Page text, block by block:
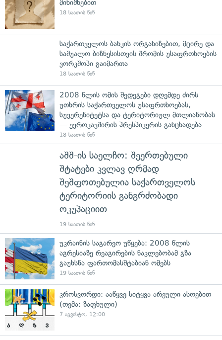
მინიშნებით
18 საათის წინ
საქართველოს ბანკის ორგანიზებით, მცირე და
საშუალო ბიზნესისთვის შრომის უსაფრთხოების
ვორკშოპი გაიმართა
18 საათის წინ
2008 წლის ომის შედეგები დღემდე ძირს
უთხრის საქართველოს უსაფრთხოებას,
სუვერენიტეტსა და ტერიტორიულ მთლიანობას
— ევროკავშირის პრესპიკერის განცხადება
18 საათის წინ
აშშ-ის საელჩო: შეერთებული
შტატები კვლავ ღრმად
შეშფოთებულია საქართველოს
ტერიტორიის განგრძობადი
ოკუპაციით
19 საათის წინ
უკრაინის საგარეო უწყება: 2008 წლის
აგრესიაზე რეაგირების ნაკლებობამ გზა
გაუხსნა ფართომასშტაბიან ომებს
19 საათის წინ
კროსვორდი: ააწყვე სიტყვა არეული ასოებით
(თემა: ზაფხული)
7 აგვისტო, 12:00